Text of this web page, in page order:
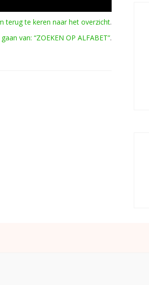
terug te keren naar het overzicht.
van: “ZOEKEN OP ALFABET”.